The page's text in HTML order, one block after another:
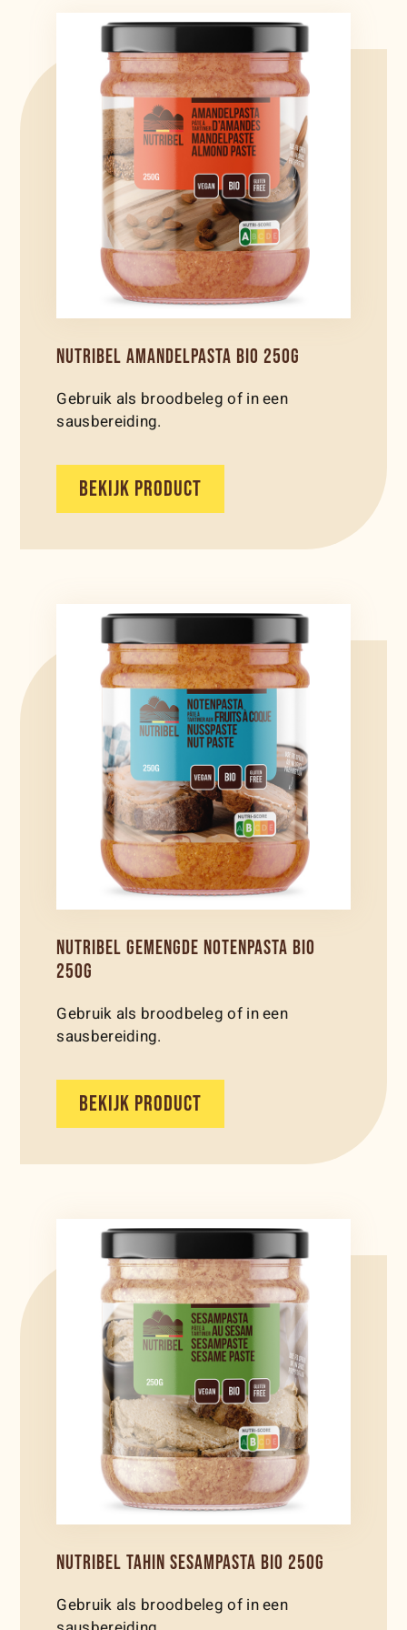
NUTRIBEL AMANDELPASTA BIO 250G
Gebruik als broodbeleg of in een
sausbereiding.
BEKIJK PRODUCT
NUTRIBEL GEMENGDE NOTENPASTA BIO
250G
Gebruik als broodbeleg of in een
sausbereiding.
BEKIJK PRODUCT
NUTRIBEL TAHIN SESAMPASTA BIO 250G
Gebruik als broodbeleg of in een